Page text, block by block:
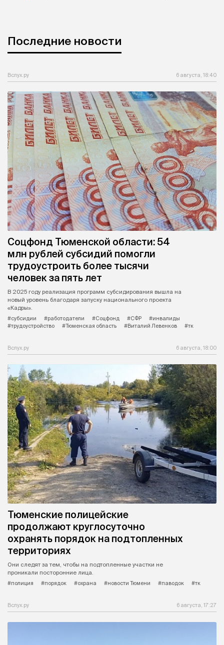
Последние новости
Вслух.ру 6 августа, 18:40
Соцфонд Тюменской области: 54
млн рублей субсидий помогли
трудоустроить более тысячи
человек за пять лет
В 2025 году реализация программ субсидирования вышла на
новый уровень благодаря запуску национального проекта
«Кадры».
#субсидии
#работодатели #Соцфонд #СФР
#инвалиды
#трудоустройство
#Тюменская область #Виталий Левенков #тк
Вслух.ру 6 августа, 18:00
Тюменские полицейские
продолжают круглосуточно
охранять порядок на подтопленных
территориях
Они следят за тем, чтобы на подтопленные участки не
проникали посторонние лица.
#полиция
#порядок #охрана #новости Тюмени #паводок #тк
Вслух.ру 6 августа, 17:27